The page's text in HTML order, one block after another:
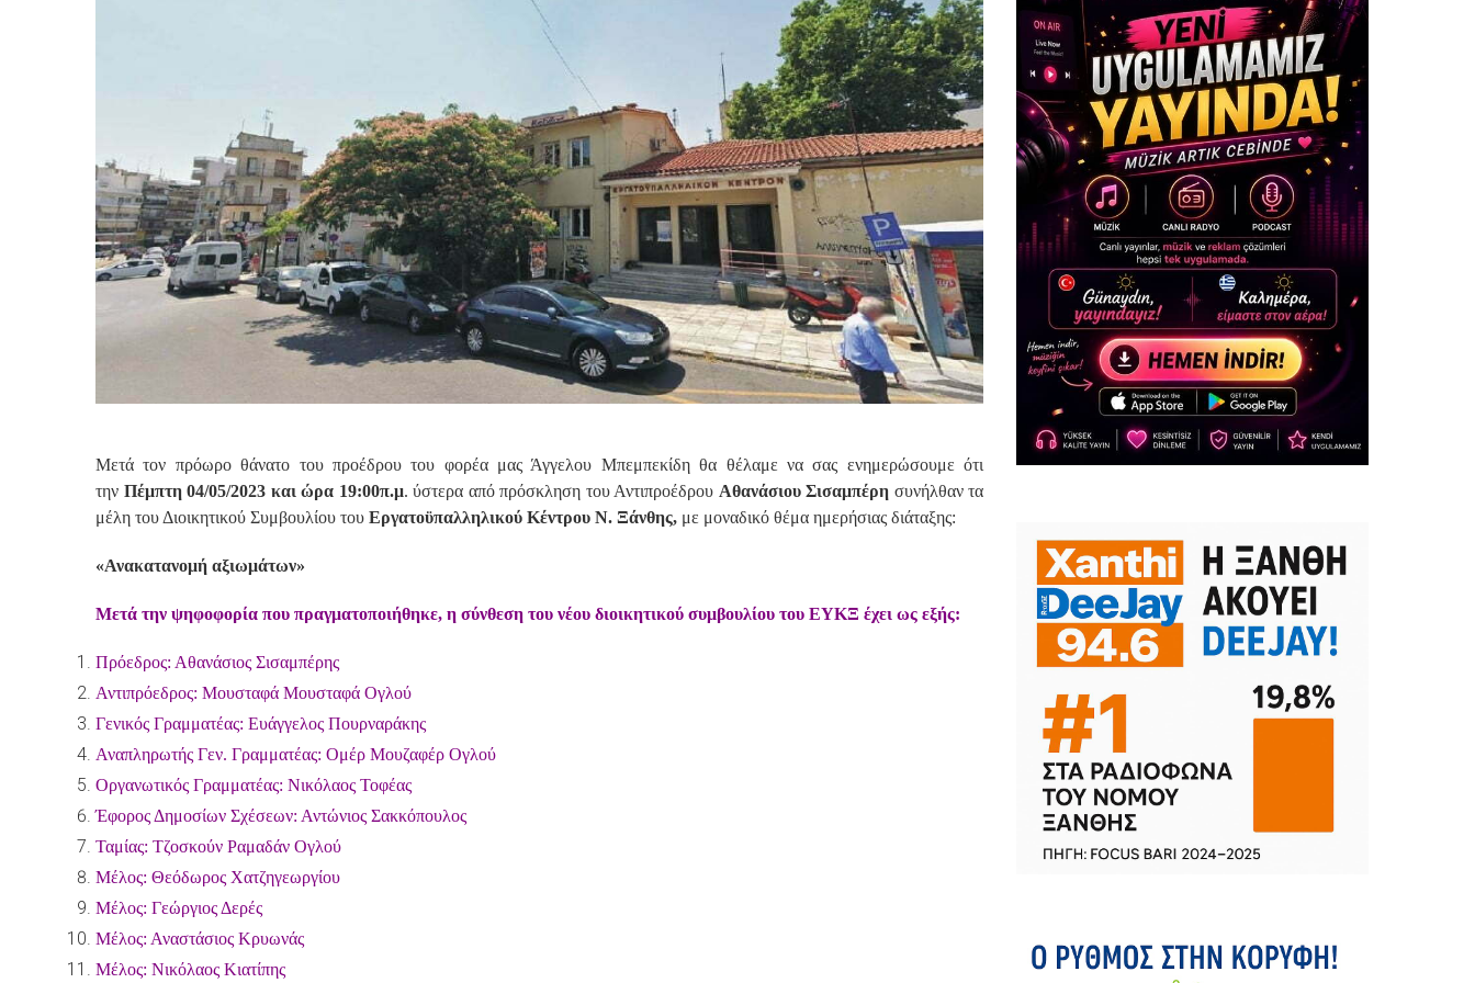
Μετά τον πρόωρο θάνατο του προέδρου του φορέα μας Άγγελου Μπεμπεκίδη θα θέλαμε να σας ενημερώσουμε ότι
την Πέμπτη 04/05/2023 και ώρα 19:00π.μ. ύστερα από πρόσκληση του Αντιπροέδρου Αθανάσιου Σισαμπέρη συνήλθαν τα
μέλη του Διοικητικού Συμβουλίου του Εργατοϋπαλληλικού Κέντρου Ν. Ξάνθης, με μοναδικό θέμα ημερήσιας διάταξης:
«Ανακατανομή αξιωμάτων»
Μετά την ψηφοφορία που πραγματοποιήθηκε, η σύνθεση του νέου διοικητικού συμβουλίου του ΕΥΚΞ έχει ως εξής:
Πρόεδρος: Αθανάσιος Σισαμπέρης
Αντιπρόεδρος: Μουσταφά Μουσταφά Ογλού
Γενικός Γραμματέας: Ευάγγελος Πουρναράκης
Αναπληρωτής Γεν. Γραμματέας: Ομέρ Μουζαφέρ Ογλού
Οργανωτικός Γραμματέας: Νικόλαος Τοφέας
Έφορος Δημοσίων Σχέσεων: Αντώνιος Σακκόπουλος
Ταμίας: Τζοσκούν Ραμαδάν Ογλού
Μέλος: Θεόδωρος Χατζηγεωργίου
Μέλος: Γεώργιος Δερές
Μέλος: Αναστάσιος Κρυωνάς
Μέλος: Νικόλαος Κιατίπης